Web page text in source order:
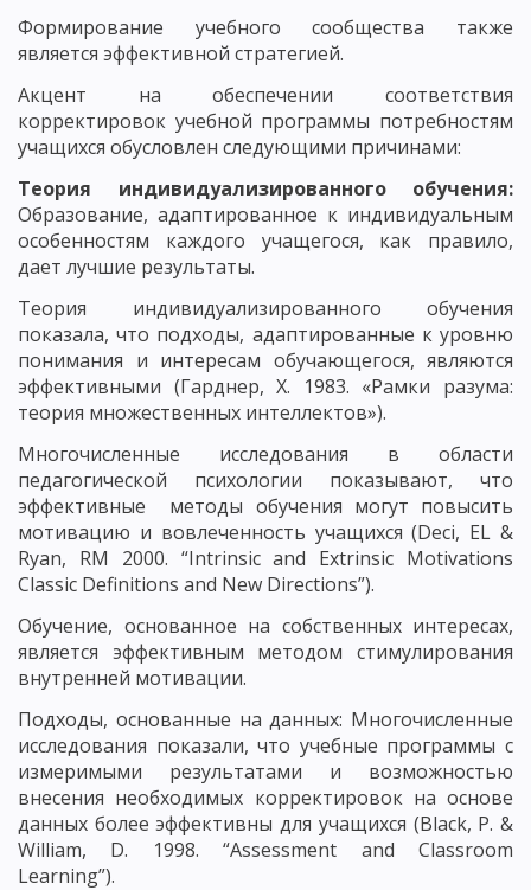
Формирование учебного сообщества также
является эффективной стратегией.
Акцент на обеспечении соответствия
корректировок учебной программы потребностям
учащихся обусловлен следующими причинами:
Теория индивидуализированного обучения:
Образование, адаптированное к индивидуальным
особенностям каждого учащегося, как правило,
дает лучшие результаты.
Теория индивидуализированного обучения
показала, что подходы, адаптированные к уровню
понимания и интересам обучающегося, являются
эффективными (Гарднер, Х. 1983. «Рамки разума:
теория множественных интеллектов»).
Многочисленные исследования в области
педагогической психологии показывают, что
эффективные методы обучения могут повысить
мотивацию и вовлеченность учащихся (Deci, EL &
Ryan, RM 2000. “Intrinsic and Extrinsic Motivations
Classic Definitions and New Directions”).
Обучение, основанное на собственных интересах,
является эффективным методом стимулирования
внутренней мотивации.
Подходы, основанные на данных: Многочисленные
исследования показали, что учебные программы с
измеримыми результатами и возможностью
внесения необходимых корректировок на основе
данных более эффективны для учащихся (Black, P. &
William, D. 1998. “Assessment and Classroom
Learning”).